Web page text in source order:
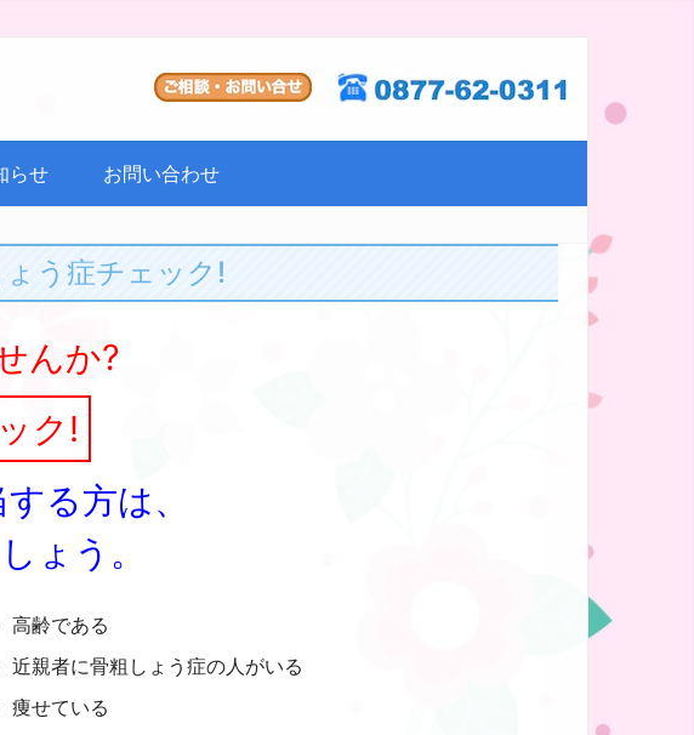
らせ お問い合わせ
う症チェック!
んか?
ク!
る方は、
ょう。
高齢である
近親者に骨粗しょう症の人がいる
痩せている